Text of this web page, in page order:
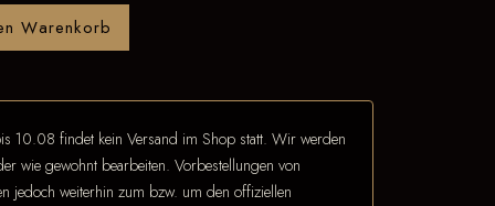
Warenkorb
10.08 findet kein Versand im Shop statt. Wir werden
wie gewohnt bearbeiten. Vorbestellungen von
jedoch weiterhin zum bzw. um den offiziellen